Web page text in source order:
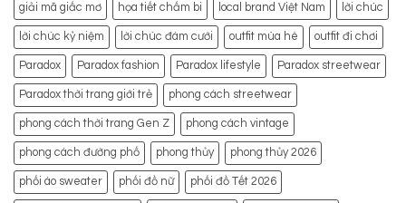
giải mã giấc mơ họa tiết chấm bi local brand Việt Nam lời chúc
lời chúc kỷ niệm lời chúc đám cưới outfit mùa hè outfit đi chơi
Paradox Paradox fashion Paradox lifestyle Paradox streetwear
Paradox thời trang giới trẻ phong cách streetwear
phong cách thời trang Gen Z phong cách vintage
phong cách đường phố phong thủy phong thủy 2026
phối áo sweater phối đồ nữ phối đồ Tết 2026